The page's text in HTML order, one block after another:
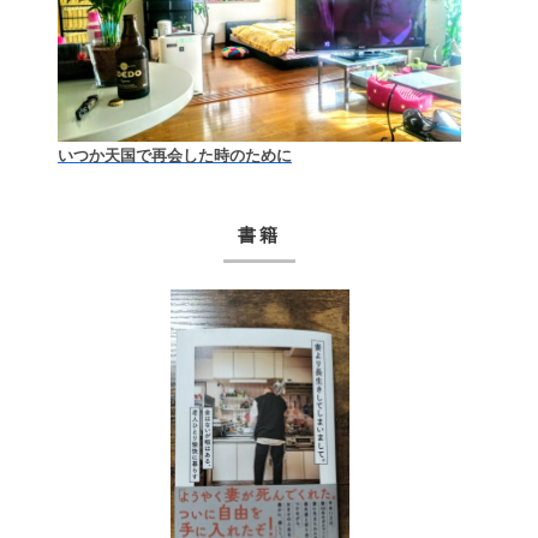
いつか天国で再会した時のために
書籍